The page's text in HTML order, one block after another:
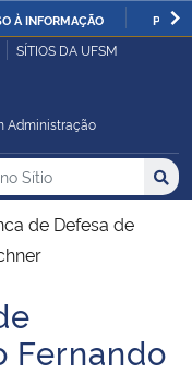
À INFORMAÇÃO
SÍTIOS DA UFSM
Administração
no no Sítio
de Defesa de
Fernando